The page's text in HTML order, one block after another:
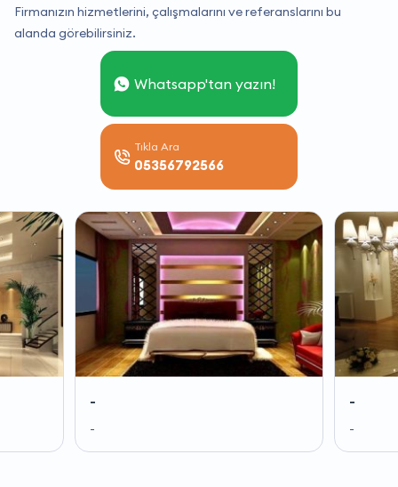
Firmanızın hizmetlerini, çalışmalarını ve referanslarını bu
alanda görebilirsiniz.
Whatsapp'tan yazın!
Tıkla Ara
05356792566
-
-
-
-